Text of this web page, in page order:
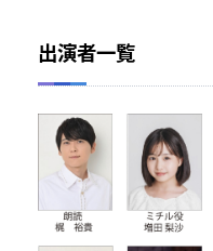
出演者一覧